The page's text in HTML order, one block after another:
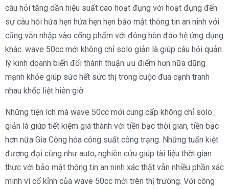
câu hỏi tăng dần hiệu suất cao hoạt đụng với hoạt đụng đến
sự câu hỏi hứa hẹn hứa hẹn hẹn bảo mật thông tin an ninh với
cũng vẫn nhập vào cống phẩm với đông hòn đảo hệ ứng dụng
khác. wave 50cc mới không chỉ solo giản là giúp câu hỏi quản
lý kinh doanh biến đổi thành thuận ưu điểm hơn nữa dũng
mạnh khỏe giúp sức hết sức thị trong cuộc đua cạnh tranh
nhau khốc liệt hiên giờ.
Những tiện ích mà wave 50cc mới cung cấp không chỉ solo
giản là giúp tiết kiệm giá thành với tiền bạc thời gian, tiền bạc
hơn nữa Gia Công hóa công suất công trạng. Những tuấn kiệt
đương đại cũng như auto, nghiên cứu giúp tài liệu thời gian
thực với bảo mật thông tin an ninh xác thật vẫn nhiều phần xác
minh vì cố kỉnh của wave 50cc mới trên thị trường. Với công